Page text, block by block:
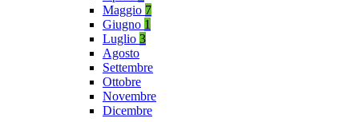
Maggio 7
Giugno 1
Luglio 3
Agosto
Settembre
Ottobre
Novembre
Dicembre